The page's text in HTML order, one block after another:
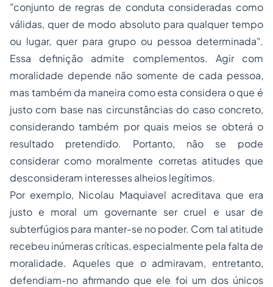
"conjunto de regras de conduta consideradas como
válidas, quer de modo absoluto para qualquer tempo
ou lugar, quer para grupo ou pessoa determinada".
Essa definição admite complementos. Agir com
moralidade depende não somente de cada pessoa,
mas também da maneira como esta considera o que é
justo com base nas circunstâncias do caso concreto,
considerando também por quais meios se obterá o
resultado pretendido. Portanto, não se pode
considerar como moralmente corretas atitudes que
desconsideram interesses alheios legítimos.
Por exemplo, Nicolau Maquiavel acreditava que era
justo e moral um governante ser cruel e usar de
subterfúgios para manter-se no poder. Com tal atitude
recebeu inúmeras críticas, especialmente pela falta de
moralidade. Aqueles que o admiravam, entretanto,
defendiam-no afirmando que ele foi um dos únicos